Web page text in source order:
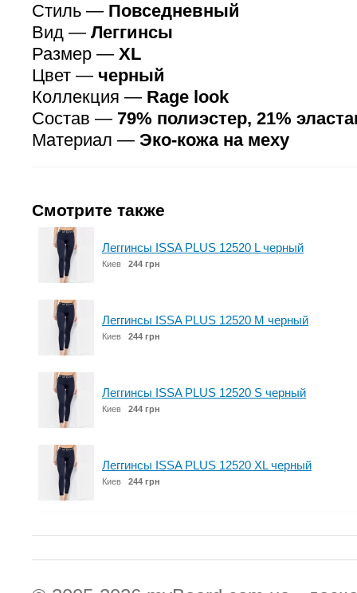
Стиль — Повседневный
Вид — Леггинсы
Размер — XL
Цвет — черный
Коллекция — Rage look
Состав — 79% полиэстер, 21%
Материал — Эко-кожа на меху
Смотрите также
Леггинсы ISSA PLUS 12520 L черный
Киев 244 грн
Леггинсы ISSA PLUS 12520 M черный
Киев 244 грн
Леггинсы ISSA PLUS 12520 S черный
Киев 244 грн
Леггинсы ISSA PLUS 12520 XL черный
Киев 244 грн